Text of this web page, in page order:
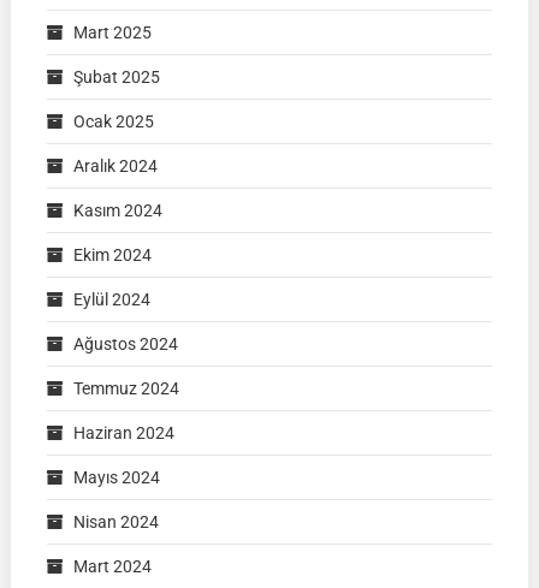
Mart 2025
Şubat 2025
Ocak 2025
Aralık 2024
Kasım 2024
Ekim 2024
Eylül 2024
Ağustos 2024
Temmuz 2024
Haziran 2024
Mayıs 2024
Nisan 2024
Mart 2024